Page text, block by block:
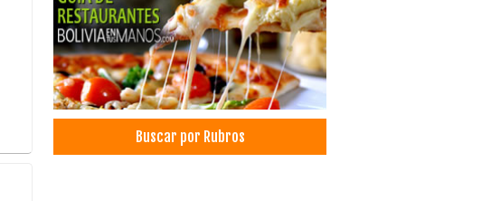
Dentistas
Estética Dental
Endodoncia
Implantología Dental
Implantes dentales
Odontología Integral
Odontología EstéticaBuscar por Rubros